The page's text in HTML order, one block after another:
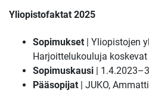
Yliopistofaktat 2025
Sopimukset
| Yliopistojen
Harjoittelukouluja
Sopimuskausi |
Pääsopijat | JUKO,